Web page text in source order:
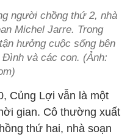
người chồng thứ 2, nhà
Michel Jarre. Trong
hưởng cuộc sống bên
và các con. (Ảnh:
Củng Lợi vẫn là một
gian. Cô thường xuất
thứ hai, nhà soạn